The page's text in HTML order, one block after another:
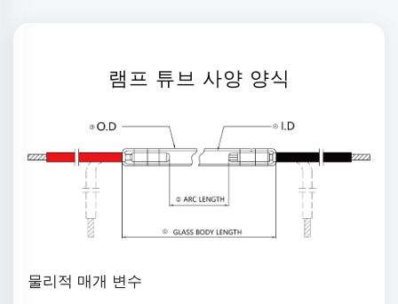
램프 튜브 사양 양식
물리적 매개 변수